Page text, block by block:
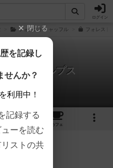
ログイン
フォレストシャッフル フォレスト
フル：アルプス
/インスト
5
カフェ
充実
閉じる
を記録し
せんか？
利用中！
記録する
ーを読む
ストの共